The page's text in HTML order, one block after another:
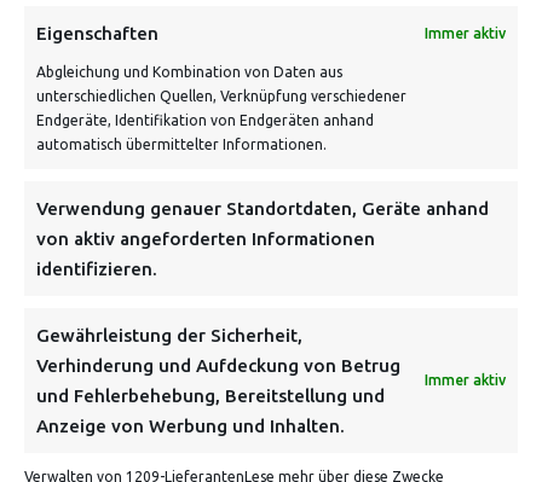
Eigenschaften Immer aktiv
Abgleichung und Kombination von Daten aus
unterschiedlichen Quellen, Verknüpfung verschiedener
Endgeräte, Identifikation von Endgeräten anhand
automatisch übermittelter Informationen.
Verwendung genauer Standortdaten, Geräte anhand
von aktiv angeforderten Informationen
identifizieren.
Gewährleistung der Sicherheit,
Verhinderung und Aufdeckung von Betrug
und Fehlerbehebung, Bereitstellung und
Anzeige von Werbung und Inhalten.
Immer aktiv
Verwalten von 1209-LieferantenLese mehr über diese Zwecke
VERSANDKOSTENHINWEIS:
NEWSLETTER
Danke, deine Registrierung war erfolgreich! Bitte prüfe
dein E-Mail-Konto für die Bestätigung.